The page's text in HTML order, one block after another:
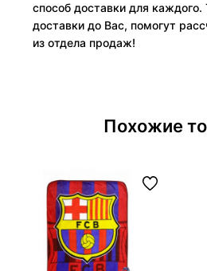
способ доставки для
доставки до Вас, помогут
из отдела продаж!
Похожие